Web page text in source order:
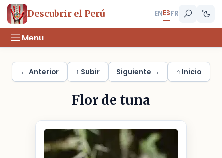
Descubrir el Perú ENESFR
Menu
← Anterior ↑ Subir Siguiente → ⌂ Inicio
Flor de tuna